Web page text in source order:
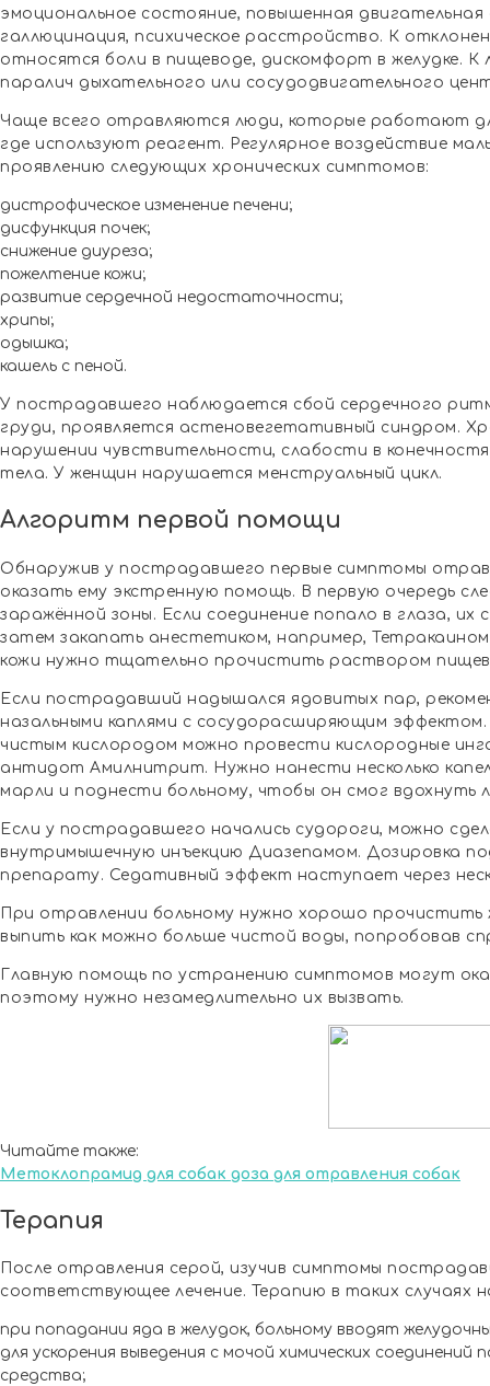
эмоциональное состояние, повышенная двигательная
галлюцинация, психическое расстройство. К
относятся боли в пищеводе, дискомфорт в желудке. К
паралич дыхательного или сосудодвигательного
Чаще всего отравляются люди, которые работают
где используют реагент. Регулярное воздействие
проявлению следующих хронических симптомов:
дистрофическое изменение печени;
дисфункция почек;
снижение диуреза;
пожелтение кожи;
развитие сердечной недостаточности;
хрипы;
одышка;
кашель с пеной.
У пострадавшего наблюдается сбой сердечного
груди, проявляется астеновегетативный синдром.
нарушении чувствительности, слабости в
тела. У женщин нарушается менструальный цикл.
Алгоритм первой помощи
Обнаружив у пострадавшего первые симптомы
оказать ему экстренную помощь. В первую очередь
заражённой зоны. Если соединение попало в глаза,
затем закапать анестетиком, например,
кожи нужно тщательно прочистить раствором
Если пострадавший надышался ядовитых пар,
назальными каплями с сосудорасширяющим
чистым кислородом можно провести кислородные
антидот Амилнитрит. Нужно нанести несколько
марли и поднести больному, чтобы он смог вдохнуть
Если у пострадавшего начались судороги, можно
внутримышечную инъекцию Диазепамом. Дозировка
препарату. Седативный эффект наступает через
При отравлении больному нужно хорошо
выпить как можно больше чистой воды, попробовав
Главную помощь по устранению симптомов могут
поэтому нужно незамедлительно их вызвать.
Читайте также:
Метоклопрамид для собак доза для отравления собак
Терапия
После отравления серой, изучив симптомы
соответствующее лечение. Терапию в таких случаях
при попадании яда в желудок, больному вводят
для ускорения выведения с мочой химических
средства;